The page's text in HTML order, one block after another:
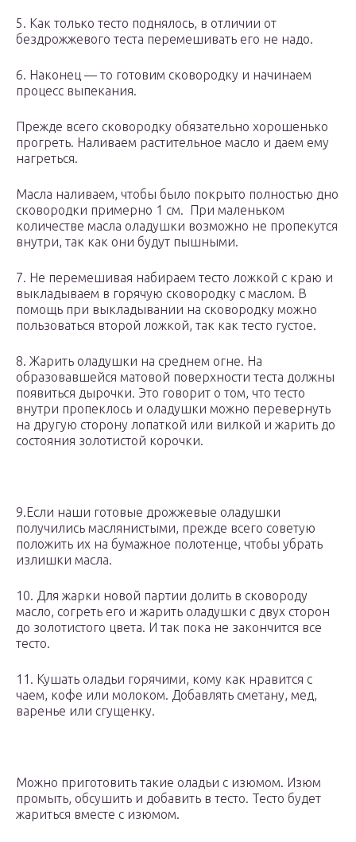
5. Как только тесто поднялось, в отличии от
бездрожжевого теста перемешивать его не надо.
6. Наконец — то готовим сковородку и начинаем
процесс выпекания.
Прежде всего сковородку обязательно хорошенько
прогреть. Наливаем растительное масло и даем ему
нагреться.
Масла наливаем, чтобы было покрыто полностью дно
сковородки примерно 1 см. При маленьком
количестве масла оладушки возможно не пропекутся
внутри, так как они будут пышными.
7. Не перемешивая набираем тесто ложкой с краю и
выкладываем в горячую сковородку с маслом. В
помощь при выкладывании на сковородку можно
пользоваться второй ложкой, так как тесто густое.
8. Жарить оладушки на среднем огне. На
образовавшейся матовой поверхности теста должны
появиться дырочки. Это говорит о том, что тесто
внутри пропеклось и оладушки можно перевернуть
на другую сторону лопаткой или вилкой и жарить до
состояния золотистой корочки.
9.Если наши готовые дрожжевые оладушки
получились маслянистыми, прежде всего советую
положить их на бумажное полотенце, чтобы убрать
излишки масла.
10. Для жарки новой партии долить в сковороду
масло, согреть его и жарить оладушки с двух сторон
до золотистого цвета. И так пока не закончится все
тесто.
11. Кушать оладьи горячими, кому как нравится с
чаем, кофе или молоком. Добавлять сметану, мед,
варенье или сгущенку.
Можно приготовить такие оладьи с изюмом. Изюм
промыть, обсушить и добавить в тесто. Тесто будет
жариться вместе с изюмом.